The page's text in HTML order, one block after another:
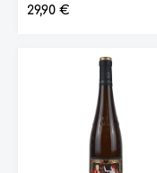
Regulärer Preis:
29,90 €